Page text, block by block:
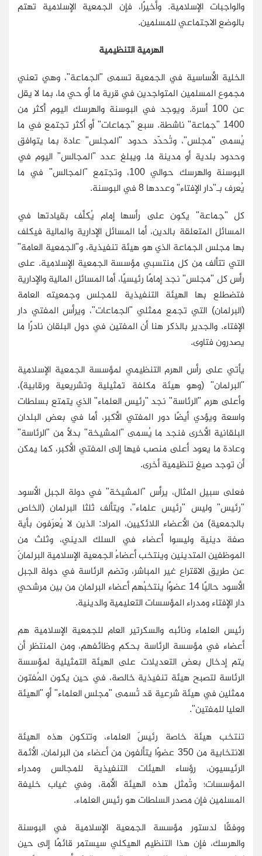
والواجبات الإسلامية. وأخيرًا، فإن الجمعية الإسلامية تهتم
بالوضع الاجتماعي للمسلمين.
الهرمية التنظيمية
الخلية الأساسية في الجمعية تسمى "الجماعة"، وهي تعني
مجموع المسلمين المتواجدين في قرية ما أو حي ما، بما لا يقل
عن 100 أسرة. ويوجد في البوسنة والهرسك اليوم أكثر من
1400 "جماعة" ناشطة. سبع "جماعات" أو أكثر تجتمع في ما
يُسمى "مجلس"، وتُحدّد حدود "المجلس" عادة بما يتوافق
وحدود بلدية أو مدينة ما. ويبلغ عدد "المجالس" اليوم في
البوسنة والهرسك حوالي 100، وتجتمع "المجالس" في ما
يُعرف بـ"دار الإفتاء" وعددها 8 في البوسنة.
كل "جماعة" يكون على رأسها إمام يُكلَّف بقيادتها في
المسائل المتعلقة بالدين، أما المسائل الإدارية والمالية فيكلف
بها مجلس الجماعة الذي هو هيئة تنفيذية، و"الجمعية العامة"
التي تتألف من كل منتسبي مؤسسة الجمعية الإسلامية. على
رأس كل "مجلس" نجد إمامًا رئيسيًا، أما المسائل المالية والإدارية
فتضطلع بها الهيئة التنفيذية للمجلس وجمعيته العامة
(البرلمان) التي تجمع ممثلي "الجماعات"، ويرأس المفتي دار
الإفتاء. والجدير بالذكر هنا أن المفتين في دول البلقان نادرًا ما
يصدرون فتاوى.
يأتي على رأس الهرم التنظيمي لمؤسسة الجمعية الإسلامية
"البرلمان" (وهو هيئة مكلفة تمثيلية وتشريعية ورقابية)،
وأعلى هرم "الرئاسة" نجد "رئيس العلماء" الذي يتمتع بسلطات
واسعة ويؤدي أيضًا دور المفتي الأكبر، أما في بعض البلدان
البلقانية الأخرى فنجد ما يُسمى "المشيخة" بدلاً من "الرئاسة"
وعادة ما يعود أعلى منصب فيها إلى المفتي الأكبر، كما يمكن
أن توجد صيغ تنظيمية أخرى.
فعلى سبيل المثال، يرأس "المشيخة" في دولة الجبل الأسود
"رئيس" وليس "رئيس علماء"، ويتألف ثلثا البرلمان (الخاص
بالجمعية) من الأعضاء اللائكيين، المراد: الذين لا يُعرَفون بأية
صفة دينية وليسوا أعضاء في السلك الديني، وثلث من
الموظفين المتدينين وينتخب أعضاءُ الجمعية الإسلامية البرلمانَ
عن طريق الاقتراع غير المباشر، وتضم الرئاسة في دولة الجبل
الأسود حاليًا 14 عضوًا ينتخبُهم أعضاء البرلمان من بين مرشحي
دار الإفتاء ومدراء المؤسسات التعليمية والدينية.
رئيس العلماء ونائبه والسكرتير العام للجمعية الإسلامية هم
أعضاء في مؤسسة الرئاسة بحكم وظائفهم، ومن المنتظر أن
يتم إدخال بعض التعديلات على الهيئة التمثيلية لمؤسسة
الرئاسة لتصبح هيئة تنفيذية خالصة، في حين يكون المُفتون
ممثلين في هيئة شرعية قد تُسمى "مجلس العلماء" أو "الهيئة
العليا للمفتين".
تنتخب هيئة خاصة رئيسَ العلماء، وتتكون هذه الهيئة
الانتخابية من 350 عضوًا يتألفون من أعضاء من البرلمان، الأئمة
الرئيسيون، رؤساء الهيئات التنفيذية للمجالس ومدراء
المؤسسات؛ وتُمثل هذه الهيئة الأمة، وفي غياب خليفة
المسلمين فإن مصدر السلطات هو رئيس العلماء.
ووفقًا لدستور مؤسسة الجمعية الإسلامية في البوسنة
والهرسك، فإن هذا التنظيم الهيكلي سيستمر قائمًا إلى حين